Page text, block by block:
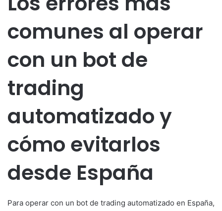
comunes al operar
con un bot de
trading
automatizado y
cómo evitarlos
desde España
Para operar con un bot de trading automatizado en España,